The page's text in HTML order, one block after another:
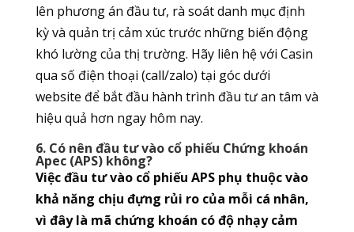
lên phương án đầu tư, rà soát danh mục định
kỳ và quản trị cảm xúc trước những biến động
khó lường của thị trường. Hãy liên hệ với Casin
qua số điện thoại (call/zalo) tại góc dưới
website để bắt đầu hành trình đầu tư an tâm và
hiệu quả hơn ngay hôm nay.
6. Có nên đầu tư vào cổ phiếu Chứng khoán
Apec (APS) không?
Việc đầu tư vào cổ phiếu APS phụ thuộc vào
khả năng chịu đựng rủi ro của mỗi cá nhân,
vì đây là mã chứng khoán có độ nhạy cảm